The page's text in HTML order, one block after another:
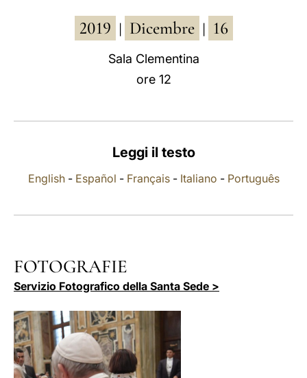
العربيّة 2019 Dicembre 16
Sala Clementina
ore 12
Leggi il testo
English- Español - Français- Italiano - Português
FOTOGRAFIE
Servizio Fotografico della Santa Sede >